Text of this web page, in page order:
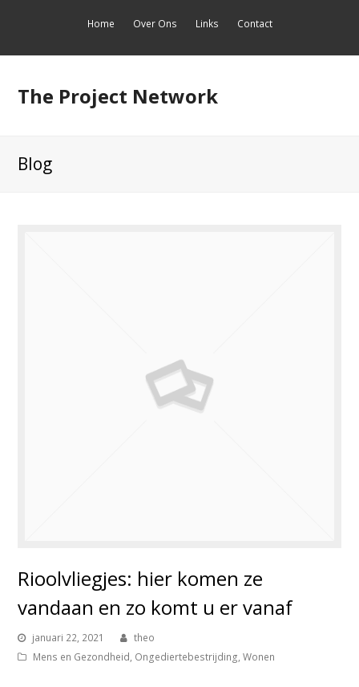
Home Over Ons Links Contact
The Project Network
Blog
Rioolvliegjes: hier komen ze
vandaan en zo komt u er vanaf
januari 22, 2021
theo
Mens en Gezondheid, Ongediertebestrijding,Wonen